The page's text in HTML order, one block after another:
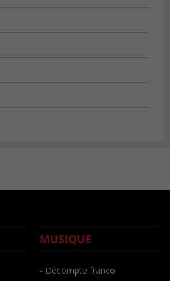
MUSIQUE
- Décompte franco